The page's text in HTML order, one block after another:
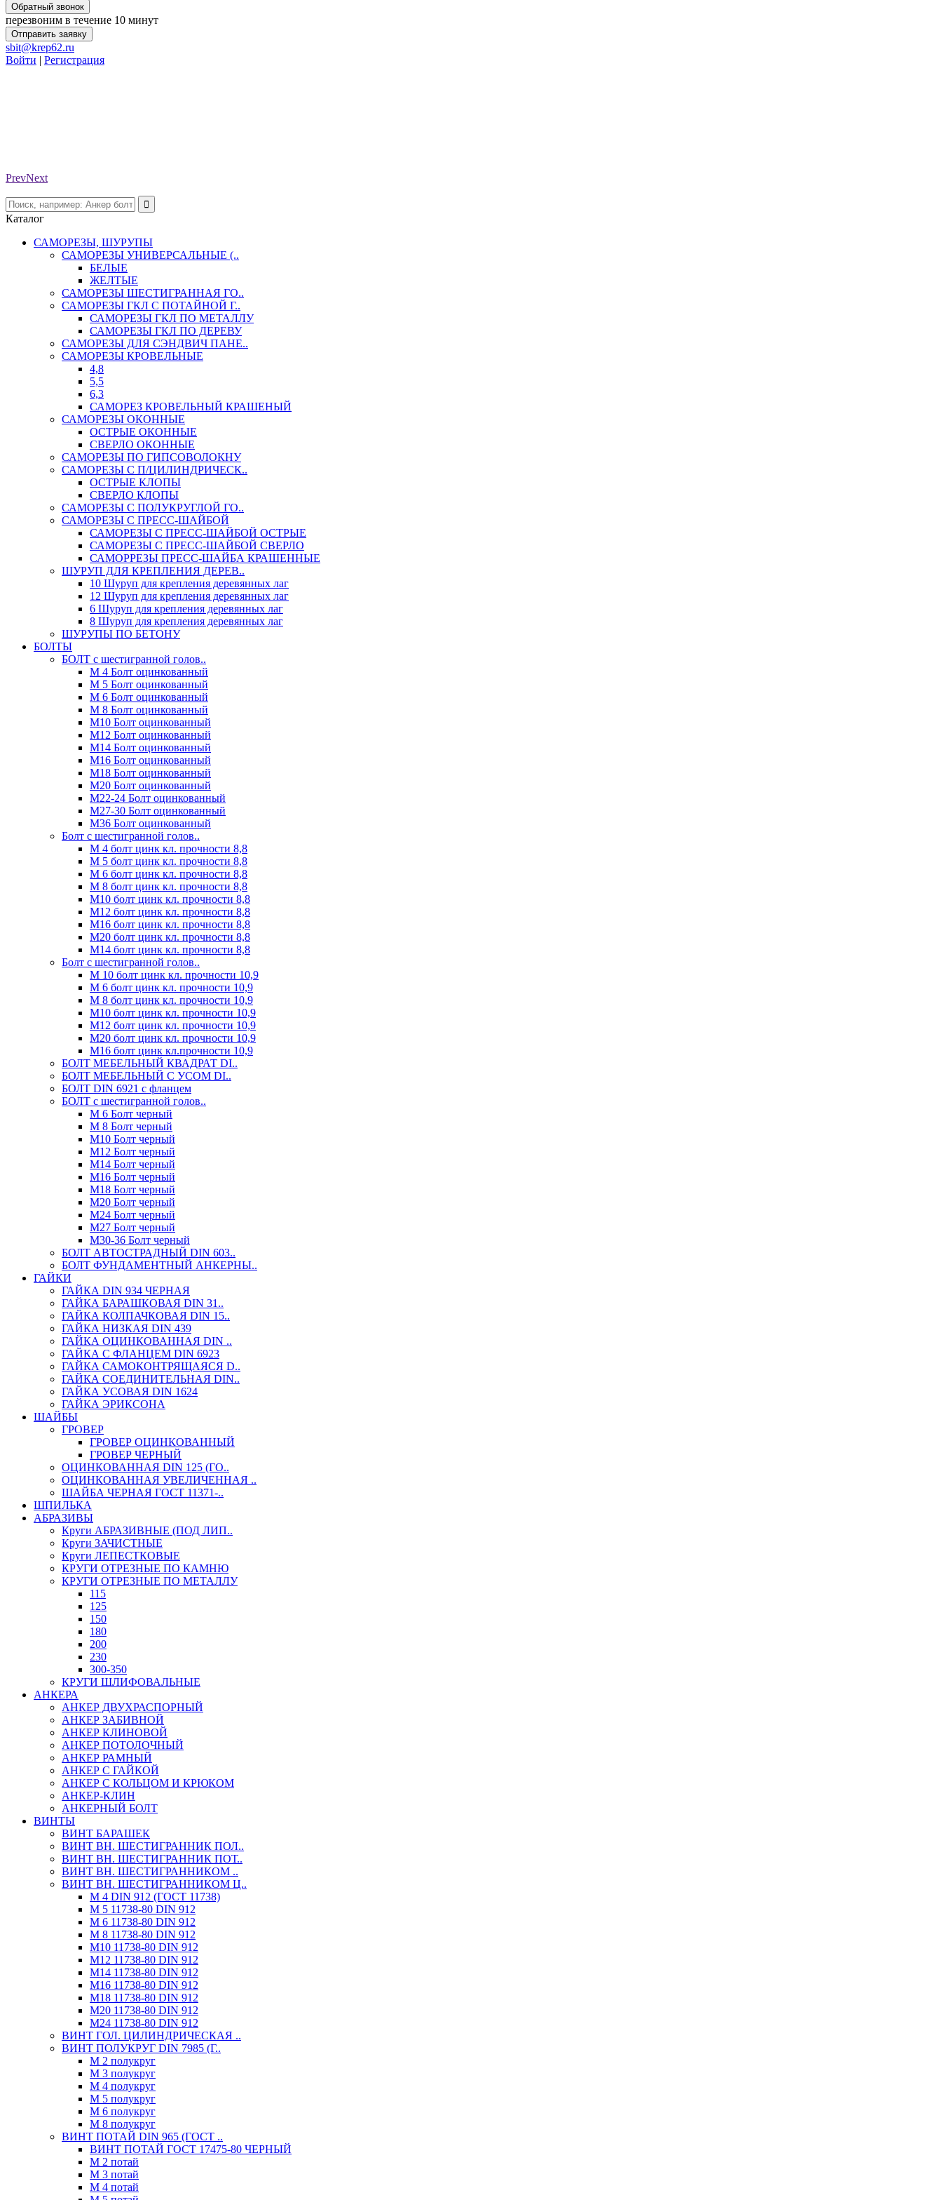
Обратный звонок
перезвоним в течение 10 минут
Отправить заявку
sbit@krep62.ru
Войти | Регистрация
PrevNext
Каталог
САМОРЕЗЫ, ШУРУПЫ
САМОРЕЗЫ УНИВЕРСАЛЬНЫЕ (..
БЕЛЫЕ
ЖЕЛТЫЕ
САМОРЕЗЫ ШЕСТИГРАННАЯ ГО..
САМОРЕЗЫ ГКЛ С ПОТАЙНОЙ Г..
САМОРЕЗЫ ГКЛ ПО МЕТАЛЛУ
САМОРЕЗЫ ГКЛ ПО ДЕРЕВУ
САМОРЕЗЫ ДЛЯ СЭНДВИЧ ПАНЕ..
САМОРЕЗЫ КРОВЕЛЬНЫЕ
4,8
5,5
6,3
САМОРЕЗ КРОВЕЛЬНЫЙ КРАШЕНЫЙ
САМОРЕЗЫ ОКОННЫЕ
ОСТРЫЕ ОКОННЫЕ
СВЕРЛО ОКОННЫЕ
САМОРЕЗЫ ПО ГИПСОВОЛОКНУ
САМОРЕЗЫ С П/ЦИЛИНДРИЧЕСК..
ОСТРЫЕ КЛОПЫ
СВЕРЛО КЛОПЫ
САМОРЕЗЫ С ПОЛУКРУГЛОЙ ГО..
САМОРЕЗЫ С ПРЕСС-ШАЙБОЙ
САМОРЕЗЫ С ПРЕСС-ШАЙБОЙ ОСТРЫЕ
САМОРЕЗЫ С ПРЕСС-ШАЙБОЙ СВЕРЛО
САМОРРЕЗЫ ПРЕСС-ШАЙБА КРАШЕННЫЕ
ШУРУП ДЛЯ КРЕПЛЕНИЯ ДЕРЕВ..
10 Шуруп для крепления деревянных лаг
12 Шуруп для крепления деревянных лаг
6 Шуруп для крепления деревянных лаг
8 Шуруп для крепления деревянных лаг
ШУРУПЫ ПО БЕТОНУ
БОЛТЫ
БОЛТ с шестигранной голов..
М 4 Болт оцинкованный
М 5 Болт оцинкованный
М 6 Болт оцинкованный
М 8 Болт оцинкованный
М10 Болт оцинкованный
М12 Болт оцинкованный
М14 Болт оцинкованный
М16 Болт оцинкованный
М18 Болт оцинкованный
М20 Болт оцинкованный
М22-24 Болт оцинкованный
М27-30 Болт оцинкованный
М36 Болт оцинкованный
Болт с шестигранной голов..
М 4 болт цинк кл. прочности 8,8
М 5 болт цинк кл. прочности 8,8
М 6 болт цинк кл. прочности 8,8
М 8 болт цинк кл. прочности 8,8
М10 болт цинк кл. прочности 8,8
М12 болт цинк кл. прочности 8,8
М16 болт цинк кл. прочности 8,8
М20 болт цинк кл. прочности 8,8
М14 болт цинк кл. прочности 8,8
Болт с шестигранной голов..
М 10 болт цинк кл. прочности 10,9
М 6 болт цинк кл. прочности 10,9
М 8 болт цинк кл. прочности 10,9
М10 болт цинк кл. прочности 10,9
М12 болт цинк кл. прочности 10,9
М20 болт цинк кл. прочности 10,9
М16 болт цинк кл.прочности 10,9
БОЛТ МЕБЕЛЬНЫЙ КВАДРАТ DI..
БОЛТ МЕБЕЛЬНЫЙ С УСОМ DI..
БОЛТ DIN 6921 c фланцем
БОЛТ с шестигранной голов..
М 6 Болт черный
М 8 Болт черный
М10 Болт черный
М12 Болт черный
М14 Болт черный
М16 Болт черный
М18 Болт черный
М20 Болт черный
М24 Болт черный
М27 Болт черный
М30-36 Болт черный
БОЛТ АВТОСТРАДНЫЙ DIN 603..
БОЛТ ФУНДАМЕНТНЫЙ АНКЕРНЫ..
ГАЙКИ
ГАЙКА DIN 934 ЧЕРНАЯ
ГАЙКА БАРАШКОВАЯ DIN 31..
ГАЙКА КОЛПАЧКОВАЯ DIN 15..
ГАЙКА НИЗКАЯ DIN 439
ГАЙКА ОЦИНКОВАННАЯ DIN ..
ГАЙКА С ФЛАНЦЕМ DIN 6923
ГАЙКА САМОКОНТРЯЩАЯСЯ D..
ГАЙКА СОЕДИНИТЕЛЬНАЯ DIN..
ГАЙКА УСОВАЯ DIN 1624
ГАЙКА ЭРИКСОНА
ШАЙБЫ
ГРОВЕР
ГРОВЕР ОЦИНКОВАННЫЙ
ГРОВЕР ЧЕРНЫЙ
ОЦИНКОВАННАЯ DIN 125 (ГО..
ОЦИНКОВАННАЯ УВЕЛИЧЕННАЯ ..
ШАЙБА ЧЕРНАЯ ГОСТ 11371-..
ШПИЛЬКА
АБРАЗИВЫ
Круги АБРАЗИВНЫЕ (ПОД ЛИП..
Круги ЗАЧИСТНЫЕ
Круги ЛЕПЕСТКОВЫЕ
КРУГИ ОТРЕЗНЫЕ ПО КАМНЮ
КРУГИ ОТРЕЗНЫЕ ПО МЕТАЛЛУ
115
125
150
180
200
230
300-350
КРУГИ ШЛИФОВАЛЬНЫЕ
АНКЕРА
АНКЕР ДВУХРАСПОРНЫЙ
АНКЕР ЗАБИВНОЙ
АНКЕР КЛИНОВОЙ
АНКЕР ПОТОЛОЧНЫЙ
АНКЕР РАМНЫЙ
АНКЕР С ГАЙКОЙ
АНКЕР С КОЛЬЦОМ И КРЮКОМ
АНКЕР-КЛИН
АНКЕРНЫЙ БОЛТ
ВИНТЫ
ВИНТ БАРАШЕК
ВИНТ ВН. ШЕСТИГРАННИК ПОЛ..
ВИНТ ВН. ШЕСТИГРАННИК ПОТ..
ВИНТ ВН. ШЕСТИГРАННИКОМ ..
ВИНТ ВН. ШЕСТИГРАННИКОМ Ц..
М 4 DIN 912 (ГОСТ 11738)
М 5 11738-80 DIN 912
М 6 11738-80 DIN 912
М 8 11738-80 DIN 912
М10 11738-80 DIN 912
М12 11738-80 DIN 912
М14 11738-80 DIN 912
М16 11738-80 DIN 912
М18 11738-80 DIN 912
М20 11738-80 DIN 912
М24 11738-80 DIN 912
ВИНТ ГОЛ. ЦИЛИНДРИЧЕСКАЯ ..
ВИНТ ПОЛУКРУГ DIN 7985 (Г..
М 2 полукруг
М 3 полукруг
М 4 полукруг
М 5 полукруг
М 6 полукруг
М 8 полукруг
ВИНТ ПОТАЙ DIN 965 (ГОСТ ..
ВИНТ ПОТАЙ ГОСТ 17475-80 ЧЕРНЫЙ
М 2 потай
М 3 потай
М 4 потай